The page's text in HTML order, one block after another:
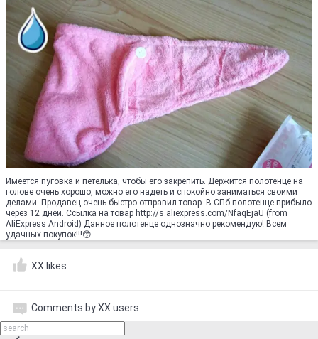
Имеется пуговка и петелька, чтобы его закрепить. Держится полотенце на
голове очень хорошо, можно его надеть и спокойно заниматься своими
делами. Продавец очень быстро отправил товар. В СПб полотенце прибыло
через 12 дней. Ссылка на товар http://s.aliexpress.com/NfaqEjaU (from
AliExpress Android) Данное полотенце однозначно рекомендую! Всем
удачных покупок!!!😙
XX likes
Comments by XX users